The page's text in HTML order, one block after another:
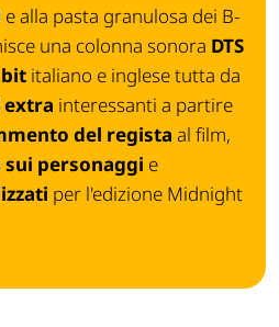
e alla pasta granulosa dei B-
una colonna sonora DTS
bit italiano e inglese tutta da
extra interessanti a partire
del regista al film,
sui personaggi e
per l'edizione Midnight